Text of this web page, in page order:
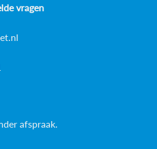
vragen
afspraak.